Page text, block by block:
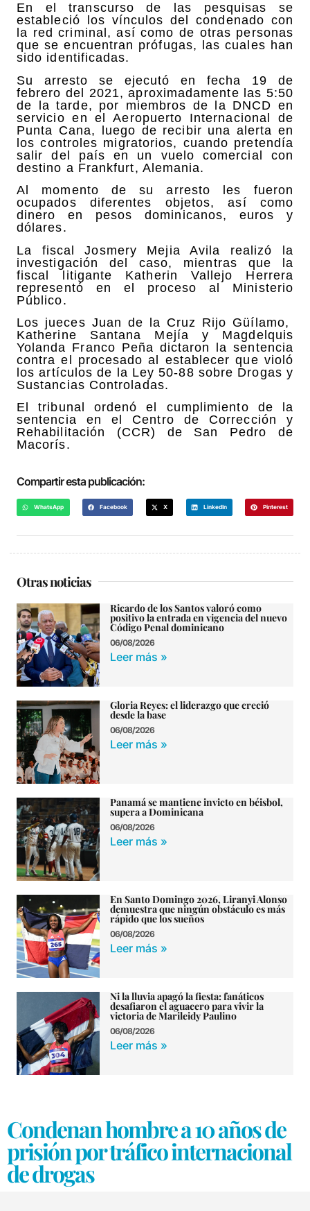
En el transcurso de las pesquisas se
estableció los vínculos del condenado con
la red criminal, así como de otras personas
que se encuentran prófugas, las cuales han
sido identificadas.
Su arresto se ejecutó en fecha 19 de
febrero del 2021, aproximadamente las 5:50
de la tarde, por miembros de la DNCD en
servicio en el Aeropuerto Internacional de
Punta Cana, luego de recibir una alerta en
los controles migratorios, cuando pretendía
salir del país en un vuelo comercial con
destino a Frankfurt, Alemania.
Al momento de su arresto les fueron
ocupados diferentes objetos, así como
dinero en pesos dominicanos, euros y
dólares.
La fiscal Josmery Mejia Avila realizó la
investigación del caso, mientras que la
fiscal litigante Katherin Vallejo Herrera
representó en el proceso al Ministerio
Público.
Los jueces Juan de la Cruz Rijo Güílamo,
Katherine Santana Mejía y Magdelquis
Yolanda Franco Peña dictaron la sentencia
contra el procesado al establecer que violó
los artículos de la Ley 50-88 sobre Drogas y
Sustancias Controladas.
El tribunal ordenó el cumplimiento de la
sentencia en el Centro de Corrección y
Rehabilitación (CCR) de San Pedro de
Macorís.
Compartir esta publicación:
WhatsApp Facebook X LinkedIn Pinterest
Otras noticias
Ricardo de los Santos valoró como
positivo la entrada en vigencia del nuevo
Código Penal dominicano
06/08/2026
Leer más »
Gloria Reyes: el liderazgo que creció
desde la base
06/08/2026
Leer más »
Panamá se mantiene invicto en béisbol,
supera a Dominicana
06/08/2026
Leer más »
En Santo Domingo 2026, Liranyi Alonso
demuestra que ningún obstáculo es más
rápido que los sueños
06/08/2026
Leer más »
Ni la lluvia apagó la fiesta: fanáticos
desafiaron el aguacero para vivir la
victoria de Marileidy Paulino
06/08/2026
Leer más »
Condenan hombre a 10 años de
prisión por tráfico internacional
de drogas